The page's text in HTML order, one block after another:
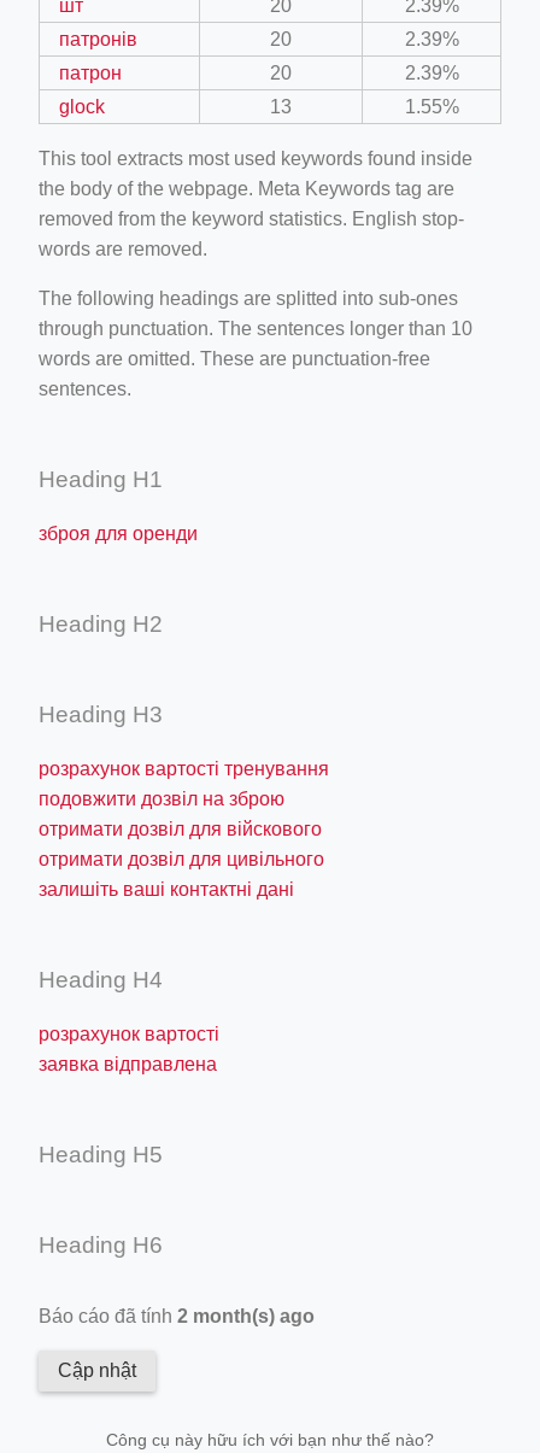
шт 20
2.39%
патронів
20
2.39%
патрон
20
2.39%
glock
13 1.55%
This tool extracts most used keywords found inside
the body of the webpage. Meta Keywords tag are
removed from the keyword statistics. English stop-
words are removed.
The following headings are splitted into sub-ones
through punctuation. The sentences longer than 10
words are omitted. These are punctuation-free
sentences.
Heading H1
зброя для оренди
Heading H2
Heading H3
розрахунок вартості тренування
подовжити дозвіл на зброю
отримати дозвіл для війскового
отримати дозвіл для цивільного
залишіть ваші контактні дані
Heading H4
розрахунок вартості
заявка відправлена
Heading H5
Heading H6
Báo cáo đã tính 2 month(s) ago
Cập nhật
Công cụ này hữu ích với bạn như thế nào?